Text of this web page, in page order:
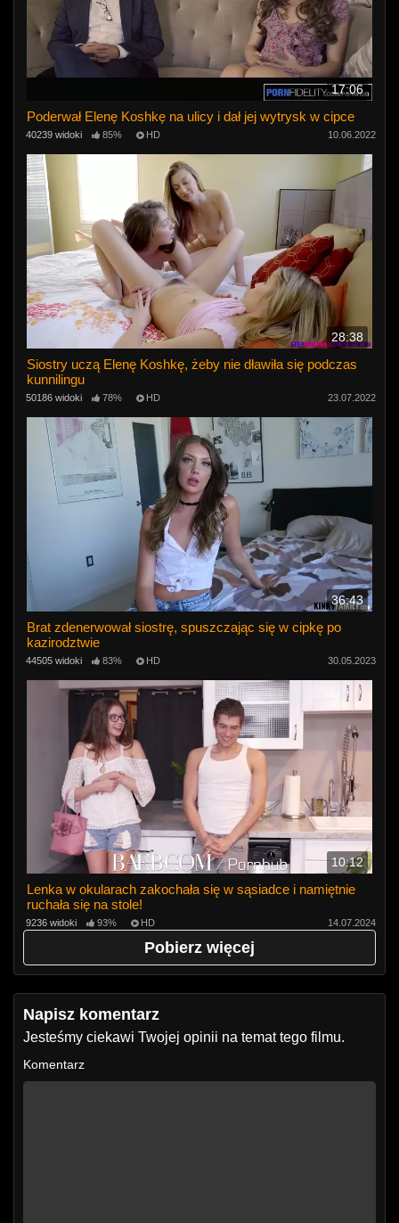
17:06
Poderwał Elenę Koshkę na ulicy i dał jej wytrysk w cipce
40239 widoki 85% HD 10.06.2022
28:38
Siostry uczą Elenę Koshkę, żeby nie dławiła się podczas
kunnilingu
50186 widoki 78% HD 23.07.2022
36:43
Brat zdenerwował siostrę, spuszczając się w cipkę po
kazirodztwie
44505 widoki 83% HD 30.05.2023
10:12
Lenka w okularach zakochała się w sąsiadce i namiętnie
ruchała się na stole!
9236 widoki 93% HD 14.07.2024
Pobierz więcej
Napisz komentarz
Jesteśmy ciekawi Twojej opinii na temat tego filmu.
Komentarz